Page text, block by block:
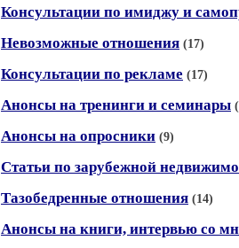
Консультации по имиджу и
Невозможные отношения (17)
Консультации по рекламе (17)
Анонсы на тренинги и семинары
Анонсы на опросники (9)
Статьи по зарубежной
Тазобедренные отношения (14)
Анонсы на книги, интервью со